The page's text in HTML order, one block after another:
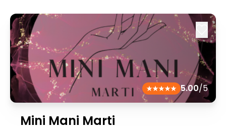
5.00/5
Mini Mani Marti